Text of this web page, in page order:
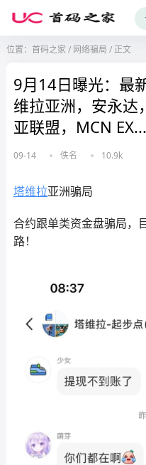
位置： 首码之家 / 网络骗局 /正文
9月14日曝光：最
维拉亚洲，安永达
亚联盟，MCN
09-14 佚名 10.9k
塔维拉亚洲骗局
合约跟单类资金盘骗局，
路！